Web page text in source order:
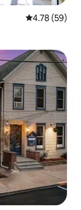
औसत रेटिंग 5 में
4.78 (59)